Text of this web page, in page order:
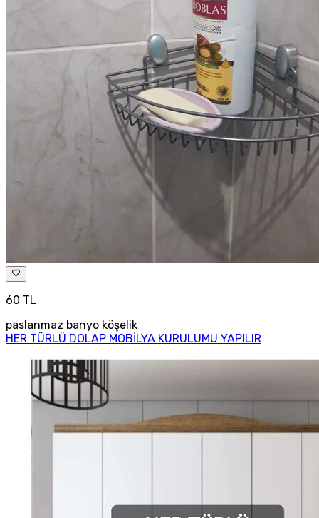
60 TL
paslanmaz banyo köşelik
HER TÜRLÜ DOLAP MOBİLYA KURULUMU YAPILIR